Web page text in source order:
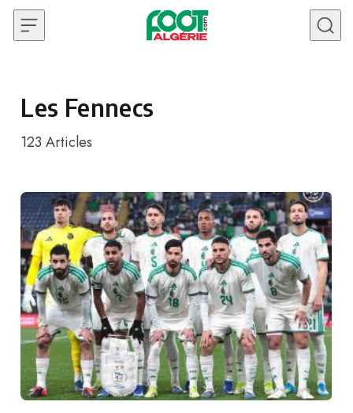
Skip to content
Les Fennecs
123 Articles